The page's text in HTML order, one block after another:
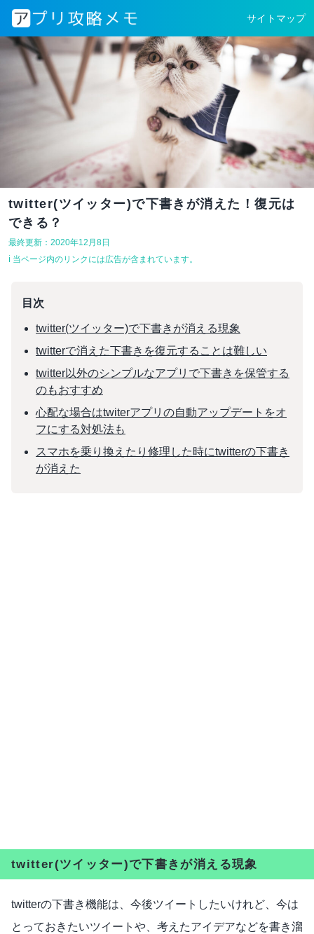
サイトマップ
twitter(ツイッター)で下書きが消えた！復元は
できる？
最終更新：2020年12月8日
ℹ︎ 当ページ内のリンクには広告が含まれています。
目次
twitter(ツイッター)で下書きが消える現象
twitterで消えた下書きを復元することは難しい
twitter以外のシンプルなアプリで下書きを保管する
のもおすすめ
心配な場合はtwiterアプリの自動アップデートをオ
フにする対処法も
スマホを乗り換えたり修理した時にtwitterの下書き
が消えた
twitter(ツイッター)で下書きが消える現象
twitterの下書き機能は、今後ツイートしたいけれど、今は
とっておきたいツイートや、考えたアイデアなどを書き溜